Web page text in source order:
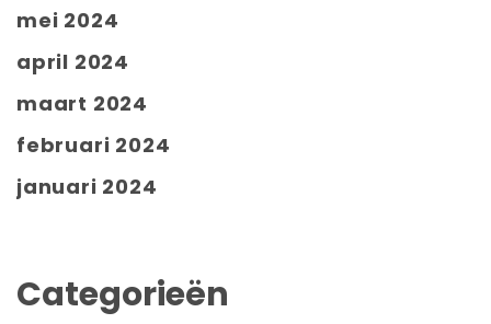
mei 2024
april 2024
maart 2024
februari 2024
januari 2024
Categorieën